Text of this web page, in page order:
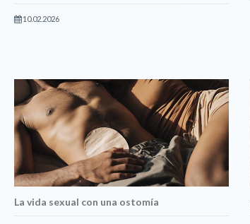
10.02.2026
La vida sexual con una ostomía